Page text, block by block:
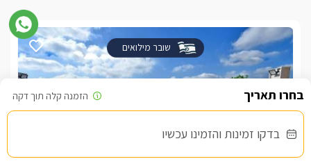
בדקו זמינות והזמינו עכשיו
שובר מילואים